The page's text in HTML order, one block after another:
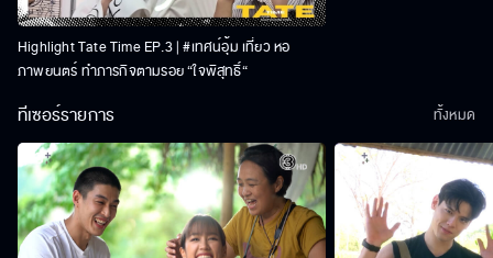
Highlight Tate Time EP.3 | #เทศน์อุ้ม เที่ยว หอ
ภาพยนตร์ ทำภารกิจตามรอย “ใจพิสุทธิ์“
ทีเซอร์รายการ ทั้งหมด